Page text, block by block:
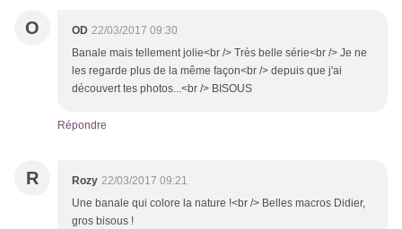
O OD 22/03/2017 09:30
Banale mais tellement jolie<br /> Très belle série<br /> Je ne
les regarde plus de la même façon<br /> depuis que j'ai
découvert tes photos...<br /> BISOUS
Répondre
R Rozy 22/03/2017 09:21
Une banale qui colore la nature !<br /> Belles macros Didier,
gros bisous !